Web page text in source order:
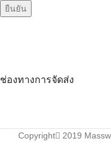
ช่องทางการจัดส่ง
Copyright
2019